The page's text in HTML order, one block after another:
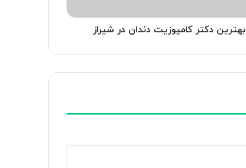
بهترین دکتر کامپوزیت دندان در شیراز